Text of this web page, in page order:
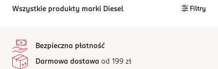
Wszystkie produkty marki Diesel Filtry
Bezpieczna płatność
Darmowa dostawa od 199 zł